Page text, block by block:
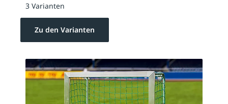
3 Varianten
Zu den Varianten